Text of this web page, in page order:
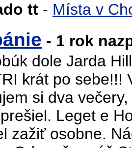
tt - Místa v
- 1 rok
dole Jarda
krát po sebe!!!
si dva
Leget e
zažiť osobne.